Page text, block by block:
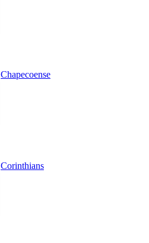
Chapecoense
Corinthians